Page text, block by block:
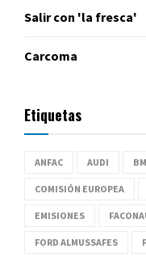
Salir con 'la fresca'
Carcoma
Etiquetas
ANFAC AUDI
COMISIÓN EUROPEA
EMISIONES
FORD ALMUSSAFES